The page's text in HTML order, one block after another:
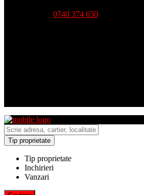
0740 374 650
Tip proprietate
Tip proprietate
Inchirieri
Vanzari